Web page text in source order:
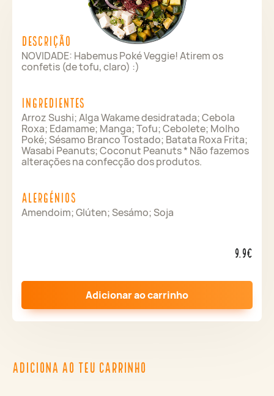
Descrição
NOVIDADE: Habemus Poké Veggie! Atirem os
confetis (de tofu, claro) :)
Ingredientes
Arroz Sushi; Alga Wakame desidratada; Cebola
Roxa; Edamame; Manga; Tofu; Cebolete; Molho
Poké; Sésamo Branco Tostado; Batata Roxa Frita;
Wasabi Peanuts; Coconut Peanuts * Não fazemos
alterações na confecção dos produtos.
Alergénios
Amendoim; Glúten; Sesámo; Soja
9.9€
Adicionar ao carrinho
ADICIONA AO TEU CARRINHO